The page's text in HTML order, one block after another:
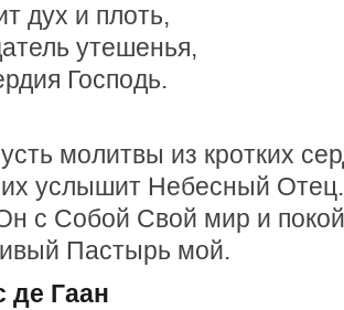
дух и плоть,
утешенья,
Господь.
молитвы из кротких
их услышит Небесный Отец.
с Собой Свой мир и
Пастырь мой.
де Гаан